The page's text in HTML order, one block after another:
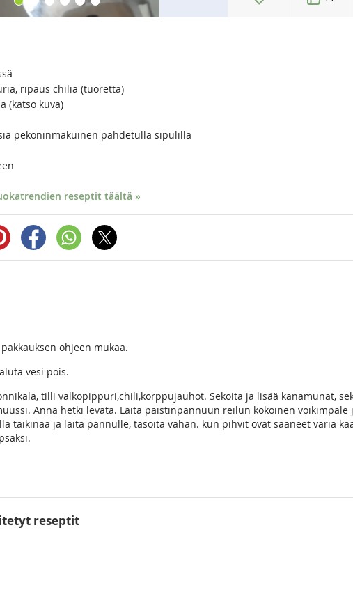
ripaus chiliä (tuoretta)
(katso kuva)
pekoninmakuinen pahdetulla sipulilla
reseptit täältä »
ohjeen mukaa.
vesi pois.
tilli valkopippuri,chili,korppujauhot. Sekoita ja lisää kanamunat,
Anna hetki levätä. Laita paistinpannuun reilun kokoinen voikimpale
taikinaa ja laita pannulle, tasoita vähän. kun pihvit ovat saaneet väriä
reseptit